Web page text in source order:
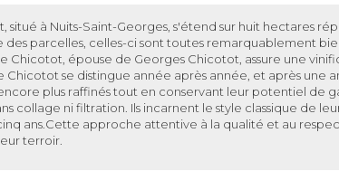
situé à Nuits-Saint-Georges, s'étend sur huit hectares
parcelles, celles-ci sont toutes remarquablement
Chicotot, épouse de Georges Chicotot, assure une
Chicotot se distingue année après année, et après une
plus raffinés tout en conservant leur potentiel de
collage ni filtration. Ils incarnent le style classique de
ans.Cette approche attentive à la qualité et au
terroir.